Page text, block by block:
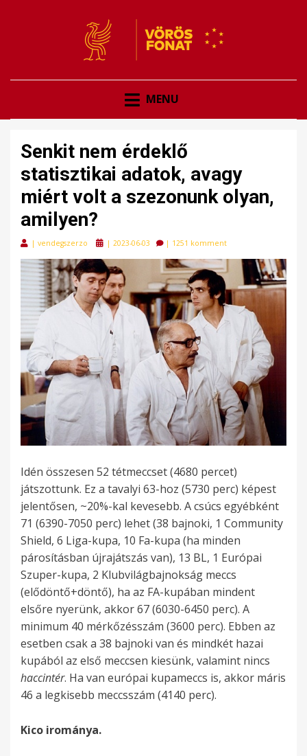
VÖRÖS FONAT
MENU
Senkit nem érdeklő
statisztikai adatok, avagy
miért volt a szezonunk olyan,
amilyen?
| vendegszerzo
Posted
| 2023-06-03 | 1251 komment
Idén összesen 52 tétmeccset (4680 percet)
játszottunk. Ez a tavalyi 63-hoz (5730 perc) képest
jelentősen, ~20%-kal kevesebb. A csúcs egyébként
71 (6390-7050 perc) lehet (38 bajnoki, 1 Community
Shield, 6 Liga-kupa, 10 Fa-kupa (ha minden
párosításban újrajátszás van), 13 BL, 1 Európai
Szuper-kupa, 2 Klubvilágbajnokság meccs
(elődöntő+döntő), ha az FA-kupában mindent
elsőre nyerünk, akkor 67 (6030-6450 perc). A
minimum 40 mérkőzésszám (3600 perc). Ebben az
esetben csak a 38 bajnoki van és mindkét hazai
kupából az első meccsen kiesünk, valamint nincs
haccintér. Ha van európai kupameccs is, akkor máris
46 a legkisebb meccsszám (4140 perc).
Kico irománya.